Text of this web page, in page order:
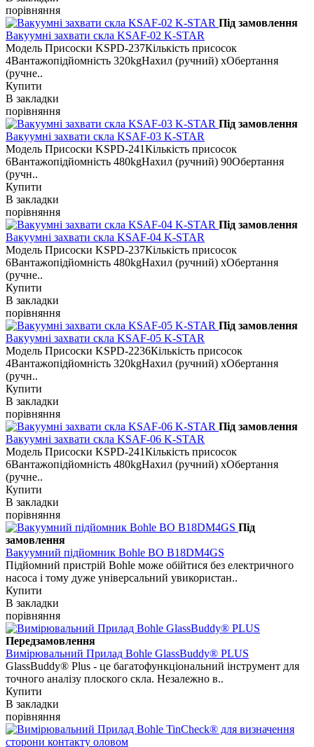
порівняння
Під замовлення
Вакуумні захвати скла KSAF-02 K-STAR
Модель Присоски KSPD-237Кількість присосок
4Вантажопідйомність 320kgНахил (ручний) xОбертання
(ручне..
Купити
В закладки
порівняння
Під замовлення
Вакуумні захвати скла KSAF-03 K-STAR
Модель Присоски KSPD-241Кількість присосок
6Вантажопідйомність 480kgНахил (ручний) 90Обертання
(ручн..
Купити
В закладки
порівняння
Під замовлення
Вакуумні захвати скла KSAF-04 K-STAR
Модель Присоски KSPD-237Кількість присосок
6Вантажопідйомність 480kgНахил (ручний) xОбертання
(ручне..
Купити
В закладки
порівняння
Під замовлення
Вакуумні захвати скла KSAF-05 K-STAR
Модель Присоски KSPD-2236Кількість присосок
4Вантажопідйомність 320kgНахил (ручний) xОбертання
(ручн..
Купити
В закладки
порівняння
Під замовлення
Вакуумні захвати скла KSAF-06 K-STAR
Модель Присоски KSPD-241Кількість присосок
6Вантажопідйомність 480kgНахил (ручний) xОбертання
(ручне..
Купити
В закладки
порівняння
Під
замовлення
Вакуумний підйомник Bohle BO B18DM4GS
Підйомний пристрій Bohle може обійтися без електричного
насоса і тому дуже універсальний увикористан..
Купити
В закладки
порівняння
Передзамовлення
Вимірювальний Прилад Bohle GlassBuddy® PLUS
GlassBuddy® Plus - це багатофункціональний інструмент для
точного аналізу плоского скла. Незалежно в..
Купити
В закладки
порівняння